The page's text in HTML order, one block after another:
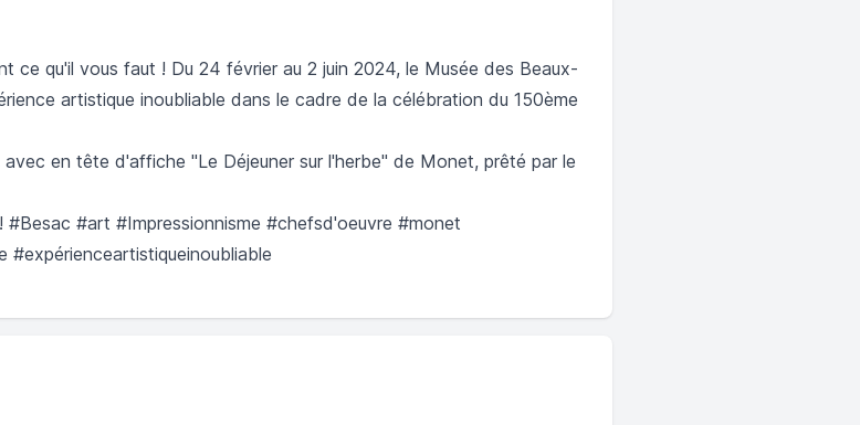
ce qu'il vous faut ! Du 24 février au 2 juin 2024, le Musée des Beaux-
artistique inoubliable dans le cadre de la célébration du 150ème
en tête d'affiche "Le Déjeuner sur l'herbe" de Monet, prêté par le
#Besac #art #Impressionnisme #chefsd'oeuvre #monet
#expérienceartistiqueinoubliable